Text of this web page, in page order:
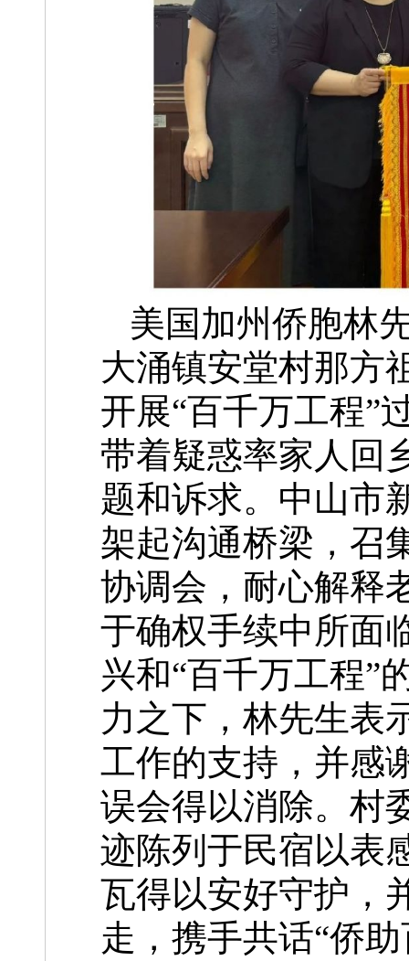
美国加州侨胞林
大涌镇安堂村那方
开展“百千万工程”
带着疑惑率家人回
题和诉求。中山市
架起沟通桥梁，召
协调会，耐心解释
于确权手续中所面
兴和“百千万工程”
力之下，林先生表
工作的支持，并感
误会得以消除。村
迹陈列于民宿以表
瓦得以安好守护，
走，携手共话“侨